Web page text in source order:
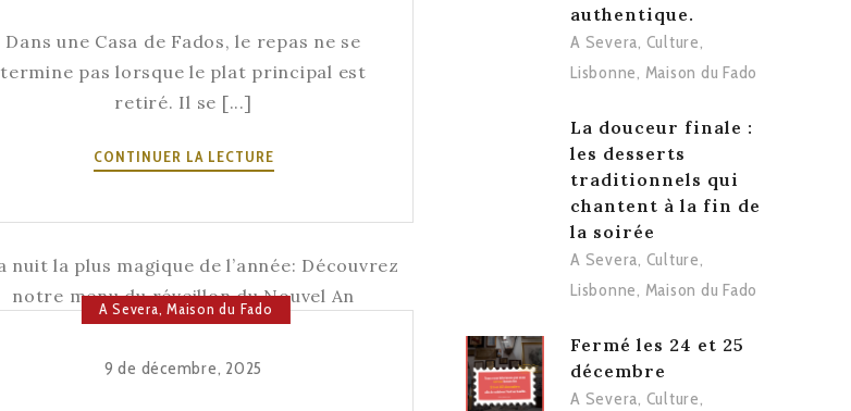
Dans une Casa de Fados, le repas ne se
termine pas lorsque le plat principal est
retiré. Il se [...]
CONTINUER LA LECTURELA
LES
DESSERTS
TRADITIONNELS
A Severa, Maison du Fado
9 de décembre, 2025
authentique.
A Severa, Culture,
Lisbonne, Maison du Fado
La douceur finale :
les desserts
traditionnels qui
chantent à la fin de
la soirée
A Severa, Culture,
Lisbonne, Maison du Fado
Fermé les 24 et 25
décembre
A Severa, Culture,